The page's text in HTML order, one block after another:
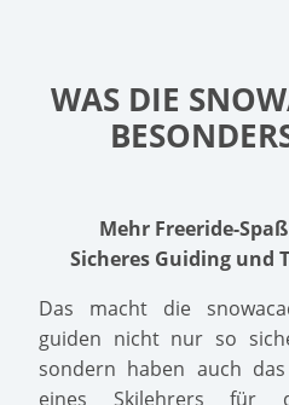
WAS DIE
Mehr Freeride-
Sicheres Guiding
Das macht die
guiden nicht nur so
sondern haben auch
eines Skilehrers für